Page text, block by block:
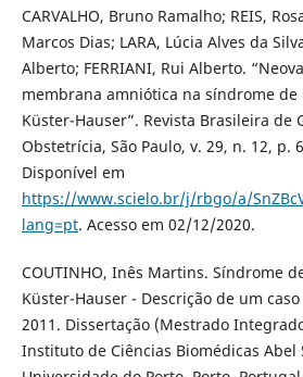
CARVALHO, Bruno Ramalho; REIS,
Marcos Dias; LARA, Lúcia Alves da
Alberto; FERRIANI, Rui Alberto.
membrana amniótica na síndrome de
Küster-Hauser”. Revista Brasileira de
Obstetrícia, São Paulo, v. 29, n. 12, p.
Disponível em
https://www.scielo.br/j/rbgo/a/
lang=pt. Acesso em 02/12/2020.
COUTINHO, Inês Martins. Síndrome
Küster-Hauser - Descrição de um
2011. Dissertação (Mestrado
Instituto de Ciências Biomédicas Abel